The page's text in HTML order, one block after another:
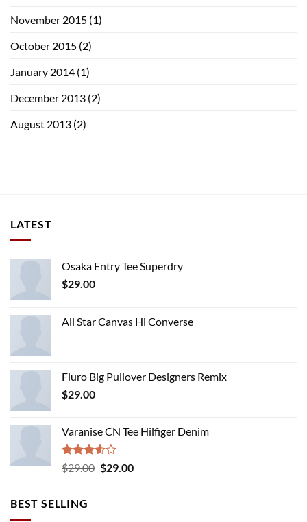
November 2015 (1)
October 2015 (2)
January 2014 (1)
December 2013 (2)
August 2013 (2)
LATEST
Osaka Entry Tee Superdry
$29.00
All Star Canvas Hi Converse
Fluro Big Pullover Designers Remix
$29.00
Varanise CN Tee Hilfiger Denim
Rated
3.50
$29.00 Original
$29.00Current
BEST SELLING